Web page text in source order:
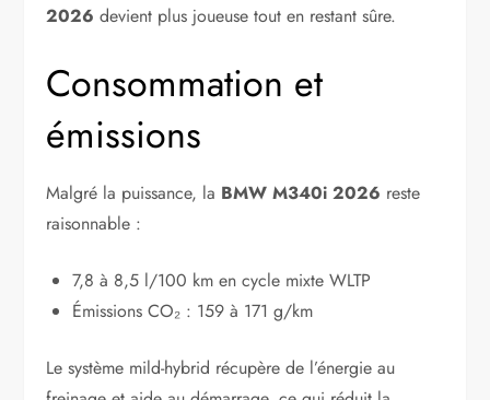
2026 devient plus joueuse tout en restant sûre.
Consommation et
émissions
Malgré la puissance, la BMW M340i 2026 reste
raisonnable :
7,8 à 8,5 l/100 km en cycle mixte WLTP
Émissions CO₂ : 159 à 171 g/km
Le système mild-hybrid récupère de l’énergie au